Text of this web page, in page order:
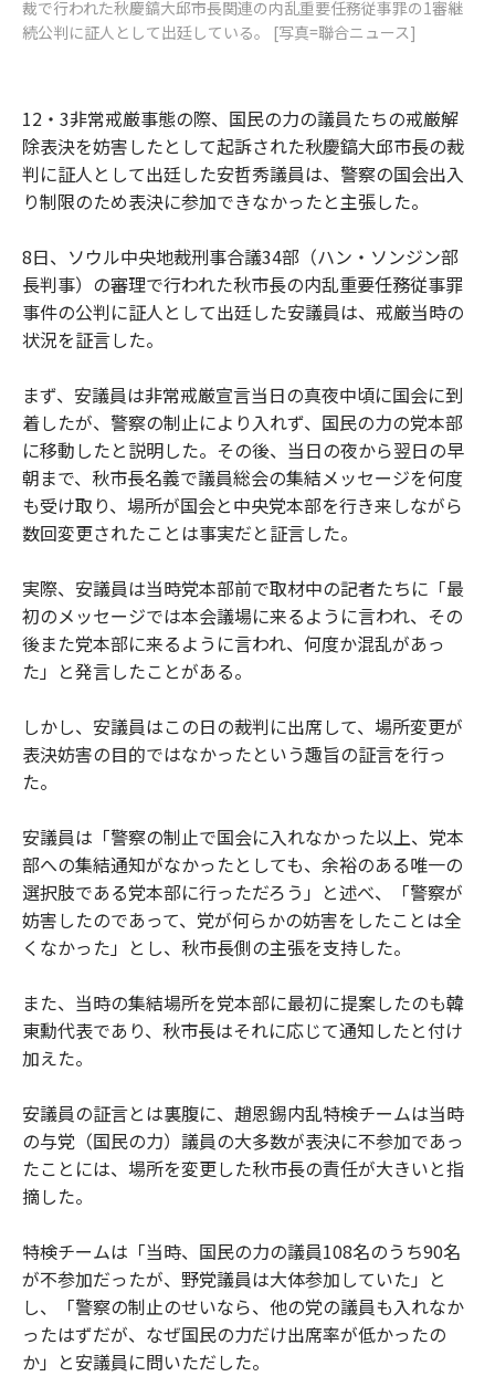
裁で行われた秋慶鎬大邱市長関連の内乱重要任務従事罪の1審継
続公判に証人として出廷している。 [写真=聯合ニュース]
12・3非常戒厳事態の際、国民の力の議員たちの戒厳解
除表決を妨害したとして起訴された秋慶鎬大邱市長の裁
判に証人として出廷した安哲秀議員は、警察の国会出入
り制限のため表決に参加できなかったと主張した。
8日、ソウル中央地裁刑事合議34部（ハン・ソンジン部
長判事）の審理で行われた秋市長の内乱重要任務従事罪
事件の公判に証人として出廷した安議員は、戒厳当時の
状況を証言した。
まず、安議員は非常戒厳宣言当日の真夜中頃に国会に到
着したが、警察の制止により入れず、国民の力の党本部
に移動したと説明した。その後、当日の夜から翌日の早
朝まで、秋市長名義で議員総会の集結メッセージを何度
も受け取り、場所が国会と中央党本部を行き来しながら
数回変更されたことは事実だと証言した。
実際、安議員は当時党本部前で取材中の記者たちに「最
初のメッセージでは本会議場に来るように言われ、その
後また党本部に来るように言われ、何度か混乱があっ
た」と発言したことがある。
しかし、安議員はこの日の裁判に出席して、場所変更が
表決妨害の目的ではなかったという趣旨の証言を行っ
た。
安議員は「警察の制止で国会に入れなかった以上、党本
部への集結通知がなかったとしても、余裕のある唯一の
選択肢である党本部に行っただろう」と述べ、「警察が
妨害したのであって、党が何らかの妨害をしたことは全
くなかった」とし、秋市長側の主張を支持した。
また、当時の集結場所を党本部に最初に提案したのも韓
東勳代表であり、秋市長はそれに応じて通知したと付け
加えた。
安議員の証言とは裏腹に、趙恩錫内乱特検チームは当時
の与党（国民の力）議員の大多数が表決に不参加であっ
たことには、場所を変更した秋市長の責任が大きいと指
摘した。
特検チームは「当時、国民の力の議員108名のうち90名
が不参加だったが、野党議員は大体参加していた」と
し、「警察の制止のせいなら、他の党の議員も入れなか
ったはずだが、なぜ国民の力だけ出席率が低かったの
か」と安議員に問いただした。